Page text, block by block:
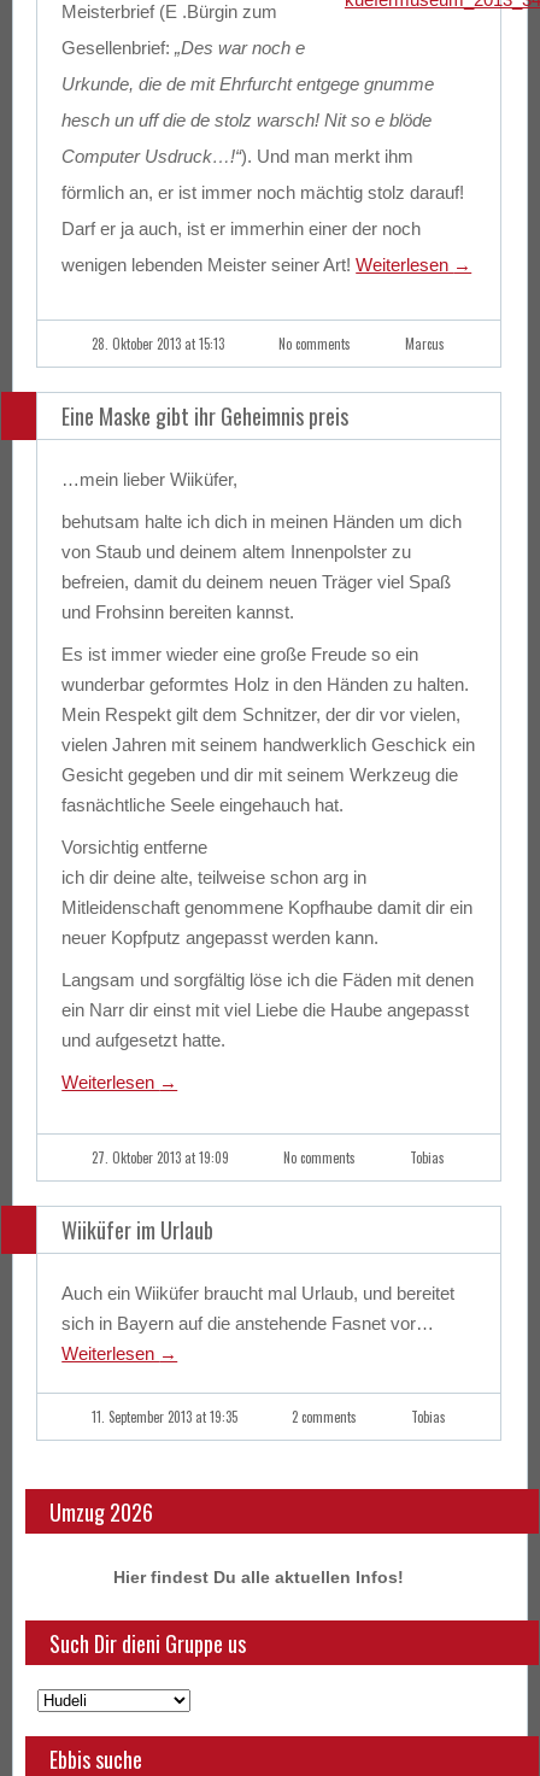
Meisterbrief (E .Bürgin zum
Gesellenbrief:„Des war noch e
Urkunde, die de mit Ehrfurcht entgege gnumme
hesch un uff die de stolz warsch! Nit so e blöde
Computer Usdruck…!“). Und man merkt ihm
förmlich an, er ist immer noch mächtig stolz darauf!
Darf er ja auch, ist er immerhin einer der noch
wenigen lebenden Meister seiner Art!Weiterlesen →
28. Oktober 2013 at 15:13 No comments Marcus
Eine Maske gibt ihr Geheimnis preis
…mein lieber Wiiküfer,
behutsam halte ich dich in meinen Händen um dich
von Staub und deinem altem Innenpolster zu
befreien, damit du deinem neuen Träger viel Spaß
und Frohsinn bereiten kannst.
Es ist immer wieder eine große Freude so ein
wunderbar geformtes Holz in den Händen zu halten.
Mein Respekt gilt dem Schnitzer, der dir vor vielen,
vielen Jahren mit seinem handwerklich Geschick ein
Gesicht gegeben und dir mit seinem Werkzeug die
fasnächtliche Seele eingehauch hat.
Vorsichtig entferne
ich dir deine alte, teilweise schon arg in
Mitleidenschaft genommene Kopfhaube damit dir ein
neuer Kopfputz angepasst werden kann.
Langsam und sorgfältig löse ich die Fäden mit denen
ein Narr dir einst mit viel Liebe die Haube angepasst
und aufgesetzt hatte.
Weiterlesen →
27. Oktober 2013 at 19:09 No comments Tobias
Wiiküfer im Urlaub
Auch ein Wiiküfer braucht mal Urlaub, und bereitet
sich in Bayern auf die anstehende Fasnet vor…
Weiterlesen →
11. September 2013 at 19:35 2 comments Tobias
Umzug 2026
Hier findest Du alle aktuellen Infos!
Such Dir dieni Gruppe us
Ebbis suche